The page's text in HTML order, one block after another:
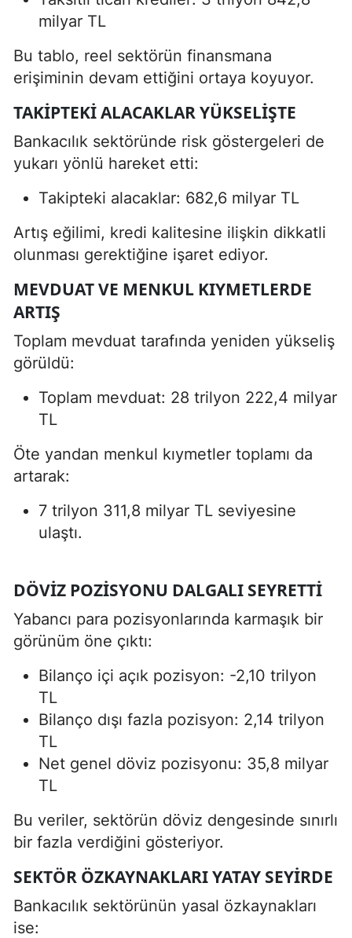
milyar TL
Bu tablo, reel sektörün finansmana
erişiminin devam ettiğini ortaya koyuyor.
TAKIPTEKI ALACAKLAR YÜKSELIŞTE
Bankacılık sektöründe risk göstergeleri de
yukarı yönlü hareket etti:
Takipteki alacaklar: 682,6 milyar TL
Artış eğilimi, kredi kalitesine ilişkin dikkatli
olunması gerektiğine işaret ediyor.
MEVDUAT VE MENKUL KIYMETLERDE
ARTIŞ
Toplam mevduat tarafında yeniden yükseliş
görüldü:
Toplam mevduat: 28 trilyon 222,4 milyar
TL
Öte yandan menkul kıymetler toplamı da
artarak:
7 trilyon 311,8 milyar TL seviyesine
ulaştı.
DÖVIZ POZISYONU DALGALI SEYRETTI
Yabancı para pozisyonlarında karmaşık bir
görünüm öne çıktı:
Bilanço içi açık pozisyon: -2,10 trilyon
TL
Bilanço dışı fazla pozisyon: 2,14 trilyon
TL
Net genel döviz pozisyonu: 35,8 milyar
TL
Bu veriler, sektörün döviz dengesinde sınırlı
bir fazla verdiğini gösteriyor.
SEKTÖR ÖZKAYNAKLARI YATAY SEYIRDE
Bankacılık sektörünün yasal özkaynakları
ise: